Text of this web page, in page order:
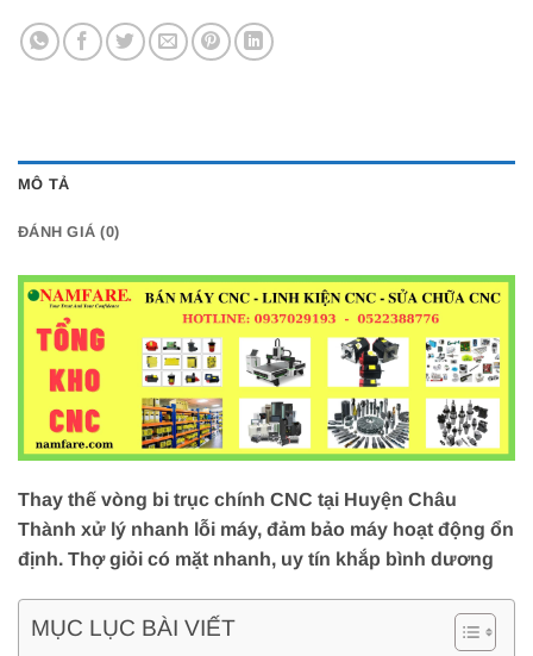
MÔ TẢ
ĐÁNH GIÁ (0)
Thay thế vòng bi trục chính CNC tại Huyện Châu
Thành xử lý nhanh lỗi máy, đảm bảo máy hoạt động ổn
định. Thợ giỏi có mặt nhanh, uy tín khắp bình dương
MỤC LỤC BÀI VIẾT